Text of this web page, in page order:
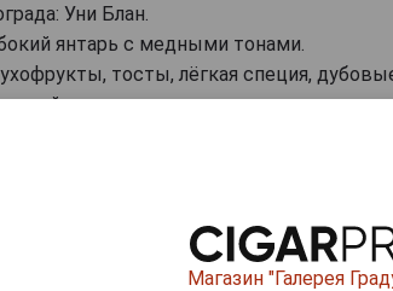
Уни Блан.
янтарь с медными тонами.
тосты, лёгкая специя,
с нотами карамели, орехов
Магазин "Галерея